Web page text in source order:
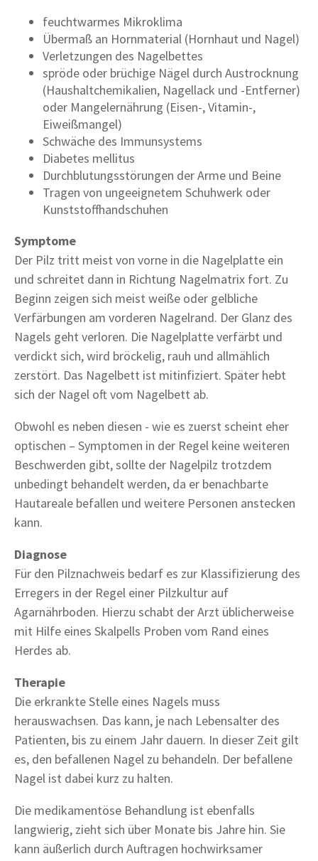
feuchtwarmes Mikroklima
Übermaß an Hornmaterial (Hornhaut und Nagel)
Verletzungen des Nagelbettes
spröde oder brüchige Nägel durch Austrocknung
(Haushaltchemikalien, Nagellack und -Entferner)
oder Mangelernährung (Eisen-, Vitamin-,
Eiweißmangel)
Schwäche des Immunsystems
Diabetes mellitus
Durchblutungsstörungen der Arme und Beine
Tragen von ungeeignetem Schuhwerk oder
Kunststoffhandschuhen
Symptome
Der Pilz tritt meist von vorne in die Nagelplatte ein
und schreitet dann in Richtung Nagelmatrix fort. Zu
Beginn zeigen sich meist weiße oder gelbliche
Verfärbungen am vorderen Nagelrand. Der Glanz des
Nagels geht verloren. Die Nagelplatte verfärbt und
verdickt sich, wird bröckelig, rauh und allmählich
zerstört. Das Nagelbett ist mitinfiziert. Später hebt
sich der Nagel oft vom Nagelbett ab.
Obwohl es neben diesen - wie es zuerst scheint eher
optischen – Symptomen in der Regel keine weiteren
Beschwerden gibt, sollte der Nagelpilz trotzdem
unbedingt behandelt werden, da er benachbarte
Hautareale befallen und weitere Personen anstecken
kann.
Diagnose
Für den Pilznachweis bedarf es zur Klassifizierung des
Erregers in der Regel einer Pilzkultur auf
Agarnährboden. Hierzu schabt der Arzt üblicherweise
mit Hilfe eines Skalpells Proben vom Rand eines
Herdes ab.
Therapie
Die erkrankte Stelle eines Nagels muss
herauswachsen. Das kann, je nach Lebensalter des
Patienten, bis zu einem Jahr dauern. In dieser Zeit gilt
es, den befallenen Nagel zu behandeln. Der befallene
Nagel ist dabei kurz zu halten.
Die medikamentöse Behandlung ist ebenfalls
langwierig, zieht sich über Monate bis Jahre hin. Sie
kann äußerlich durch Auftragen hochwirksamer